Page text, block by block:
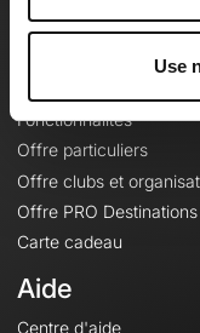
Use
Fonctionnalités
Offre particuliers
Offre clubs et
Offre PRO Destinations
Carte cadeau
Aide
Centre d'aide